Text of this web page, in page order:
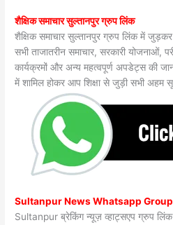
शैक्षिक समाचार सुल्तानपुर ग्रुप लिंक
शैक्षिक समाचार सुल्तानपुर ग्रुप लिंक में
सभी ताजातरीन समाचार, सरकारी योजनाओं,
कार्यक्रमों और अन्य महत्वपूर्ण अपडेट्स की
में शामिल होकर आप शिक्षा से जुड़ी सभी
Sultanpur News Whatsapp
Sultanpur ब्रेकिंग न्यूज़ व्हाट्सएप ग्रुप